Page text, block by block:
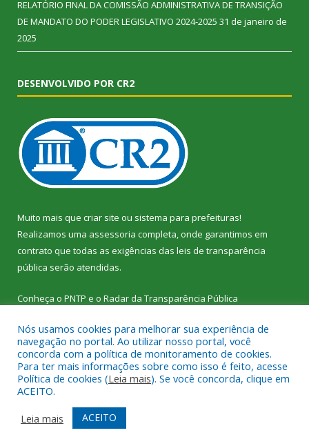
RELATÓRIO FINAL DA COMISSÃO ADMINISTRATIVA DE TRANSIÇÃO
DE MANDATO DO PODER LEGISLATIVO 2024-2025 31 de janeiro de
2025
DESENVOLVIDO POR CR2
Muito mais que criar site ou sistema para prefeituras!
Realizamos uma assessoria completa, onde garantimos em
contrato que todas as exigências das leis de transparência
pública serão atendidas.
Conheça o PNTP e o Radar da Transparência Pública
Todos os direitos reservados a Câmara Municipal de Vitória do
Xingu.
Mapa do Site
Acessar Área Administrativa
Acessar Webmail
Nós usamos cookies para melhorar sua experiência de
navegação no portal. Ao utilizar nosso portal, você
concorda com a política de monitoramento de cookies.
Para ter mais informações sobre como isso é feito, acesse
Política de cookies (Leia mais). Se você concorda, clique em
ACEITO.
Leia mais
ACEITO